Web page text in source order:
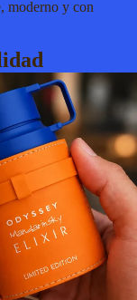
moderno y con